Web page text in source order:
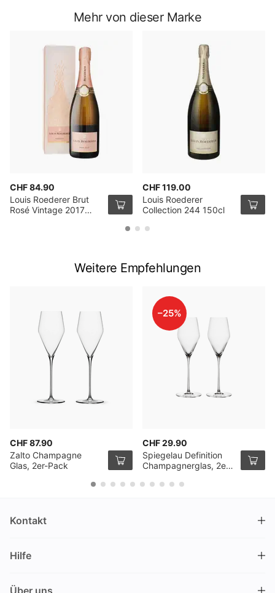
Mehr von dieser Marke
CHF 84.90
Louis Roederer Brut
Rosé Vintage 2017
CHF 119.00
Louis Roederer
Collection 244 150cl
Weitere Empfehlungen
CHF 87.90
Zalto Champagne
Glas, 2er-Pack
–25%
CHF 29.90
Spiegelau Definition
Champagnerglas, 2er
Kontakt
Nüschelerstrasse 35
Schweiz
Hilfe
Über uns